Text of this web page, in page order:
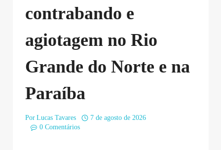
contrabando e
agiotagem no Rio
Grande do Norte e na
Paraíba
Por Lucas Tavares
7 de agosto de 2026
0 Comentários